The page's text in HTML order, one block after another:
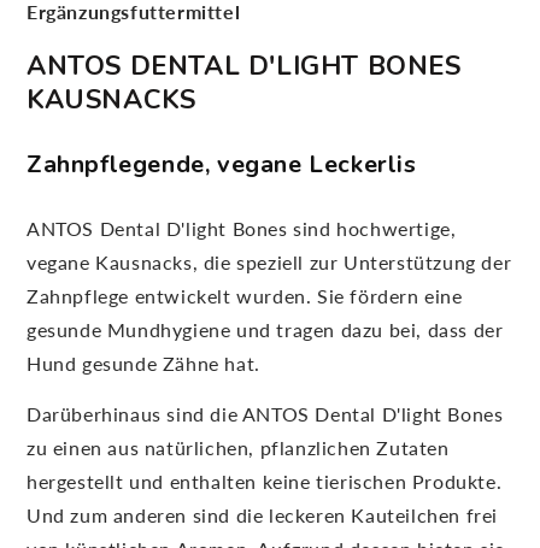
Ergänzungsfuttermittel
ANTOS DENTAL D'LIGHT BONES
KAUSNACKS
Zahnpflegende, vegane Leckerlis
ANTOS Dental D'light Bones sind hochwertige,
vegane Kausnacks, die speziell zur Unterstützung der
Zahnpflege entwickelt wurden. Sie fördern eine
gesunde Mundhygiene und tragen dazu bei, dass der
Hund gesunde Zähne hat.
Darüberhinaus sind die ANTOS Dental D'light Bones
zu einen aus natürlichen, pflanzlichen Zutaten
hergestellt und enthalten keine tierischen Produkte.
Und zum anderen sind die leckeren Kauteilchen frei